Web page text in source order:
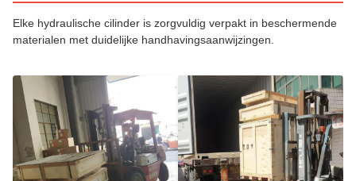
Elke hydraulische cilinder is zorgvuldig verpakt in beschermende
materialen met duidelijke handhavingsaanwijzingen.